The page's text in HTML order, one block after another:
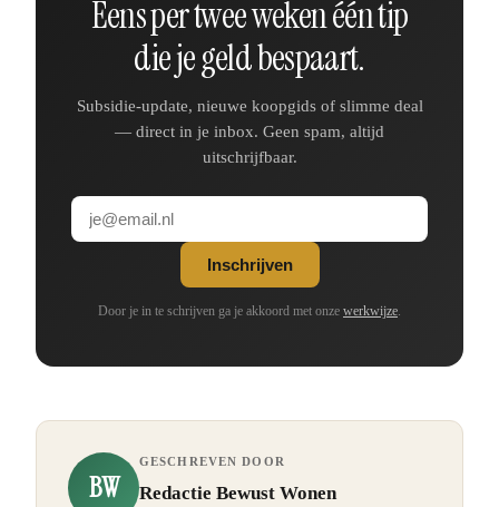
Eens per twee weken één tip
die je geld bespaart.
Subsidie-update, nieuwe koopgids of slimme deal
— direct in je inbox. Geen spam, altijd
uitschrijfbaar.
Inschrijven
Door je in te schrijven ga je akkoord met onze werkwijze.
BW
GESCHREVEN DOOR
Redactie Bewust Wonen